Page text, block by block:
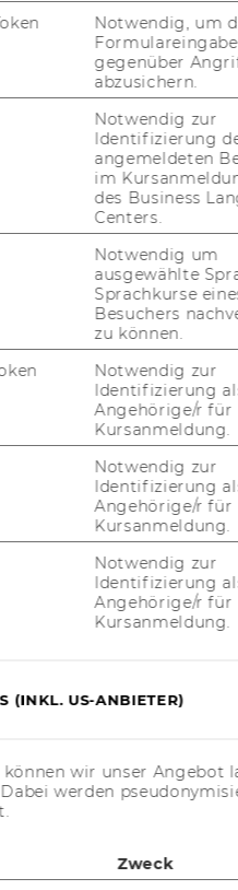
University of St.
performed amongst the
(score 84 of 100).
international
Master Quantitative
from over 34
which gives you the
a unique
of the program have
and provide all
and skills to
percentage of women
the percentage
is 45.
Notwendig, um
Formulareingabe
gegenüber
abzusichern.
Notwendig zur
Identifizierung
angemeldeten
im
des Business
Centers.
Notwendig um
ausgewählte
Sprachkurse
Besuchers
zu können.
Notwendig zur
Identifizierung
Angehörige/r für
Kursanmeldung.
Notwendig zur
Identifizierung
Angehörige/r für
Kursanmeldung.
Notwendig zur
Identifizierung
Angehörige/r für
Kursanmeldung.
(INKL. US-ANBIETER)
wir unser Angebot
werden
Zweck